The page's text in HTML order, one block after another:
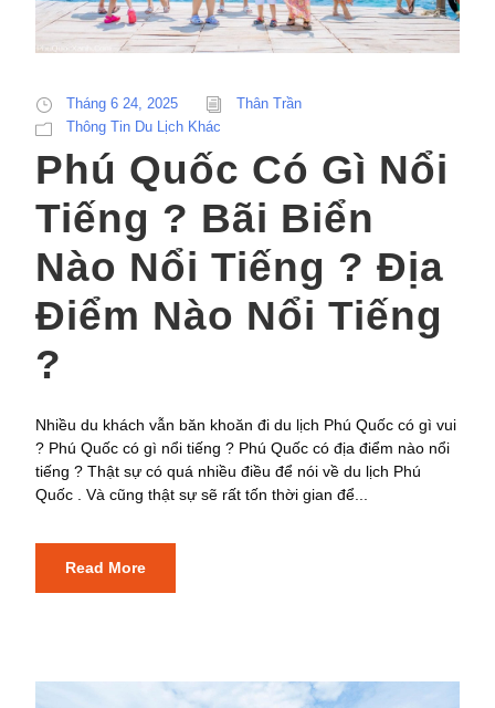
Tháng 6 24, 2025
Thân Trần
Thông Tin Du Lịch Khác
Phú Quốc Có Gì Nổi
Tiếng ? Bãi Biển
Nào Nổi Tiếng ? Địa
Điểm Nào Nổi Tiếng
?
Nhiều du khách vẫn băn khoăn đi du lịch Phú Quốc có gì vui
? Phú Quốc có gì nổi tiếng ? Phú Quốc có địa điểm nào nổi
tiếng ? Thật sự có quá nhiều điều để nói về du lịch Phú
Quốc . Và cũng thật sự sẽ rất tốn thời gian để...
Read More